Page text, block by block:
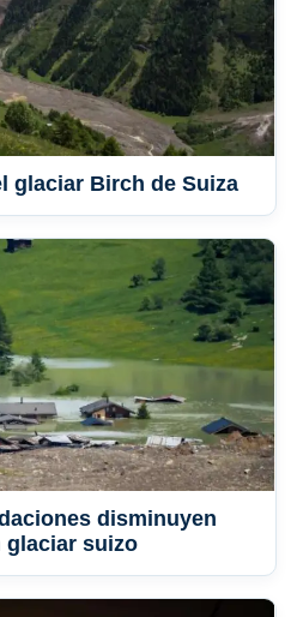
glaciar Birch de Suiza
disminuyen
glaciar suizo